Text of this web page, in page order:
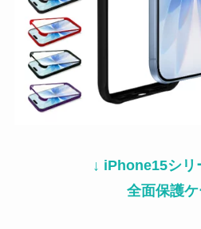
↓ iPhone15シリ
全面保護